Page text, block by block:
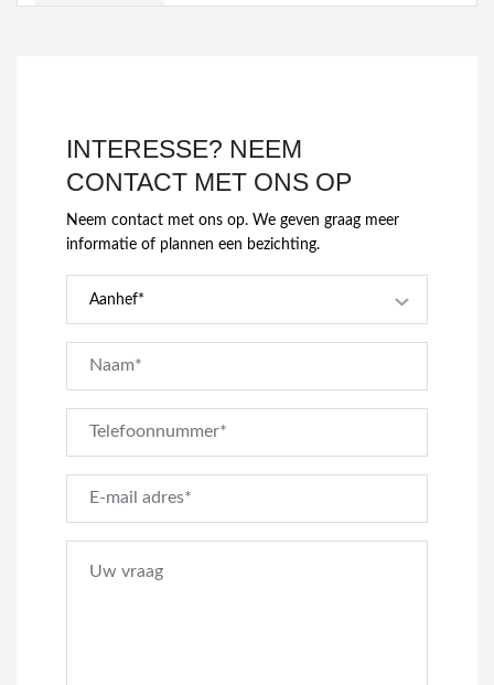
INTERESSE? NEEM
CONTACT MET ONS OP
Neem contact met ons op. We geven graag meer
informatie of plannen een bezichting.
Aanhef*